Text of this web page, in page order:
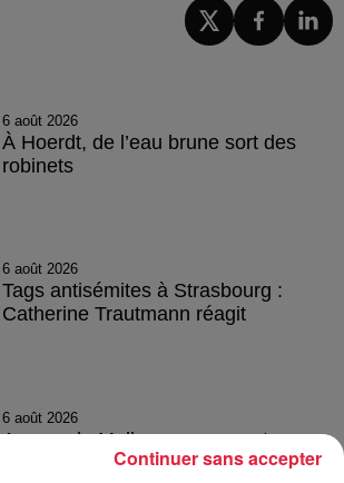
6 août 2026
À Hoerdt, de l’eau brune sort des
robinets
6 août 2026
Tags antisémites à Strasbourg :
Catherine Trautmann réagit
6 août 2026
Au zoo de Mulhouse : rencontre
avec les flamants rouges
Continuer sans accepter